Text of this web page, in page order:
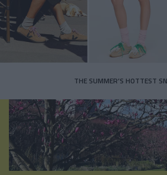
THE SUMMER’S HOTTEST